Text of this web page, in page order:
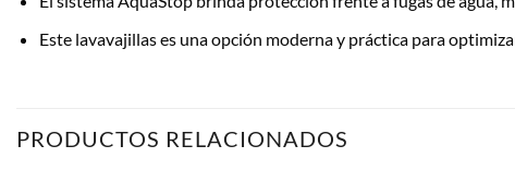
Este lavavajillas es una opción moderna y práctica para
PRODUCTOS RELACIONADOS